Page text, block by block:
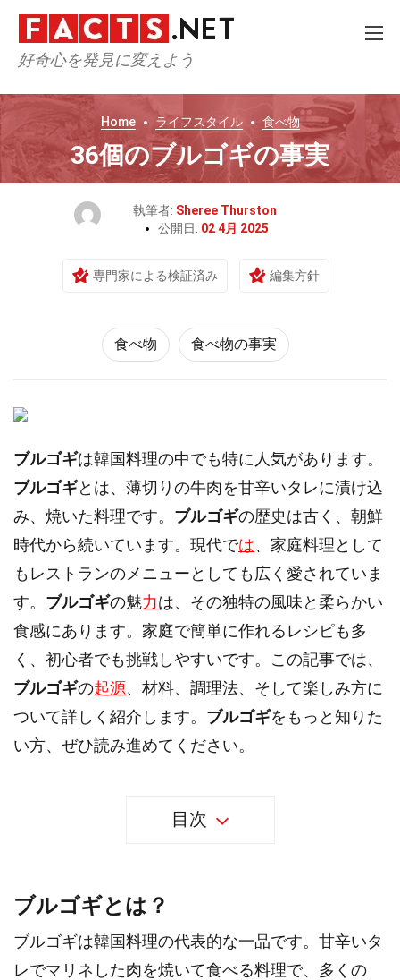
好奇心を発見に変えよう
Home ライフスタイル 食べ物
36個のブルゴギの事実
執筆者: Sheree Thurston
公開日: 02 4月 2025
専門家による検証済み 編集方針
食べ物 食べ物の事実
ブルゴギは韓国料理の中でも特に人気があります。
ブルゴギとは、薄切りの牛肉を甘辛いタレに漬け込
み、焼いた料理です。 ブルゴギの歴史は古く、朝鮮
時代から続いています。現代では、家庭料理として
もレストランのメニューとしても広く愛されていま
す。 ブルゴギの魅力は、その独特の風味と柔らかい
食感にあります。家庭で簡単に作れるレシピも多
く、初心者でも挑戦しやすいです。この記事では、
ブルゴギの起源、材料、調理法、そして楽しみ方に
ついて詳しく紹介します。 ブルゴギをもっと知りた
い方、ぜひ読み進めてください。
目次
ブルゴギとは？
ブルゴギは韓国料理の代表的な一品です。甘辛いタ
レでマリネした肉を焼いて食べる料理で、多くの